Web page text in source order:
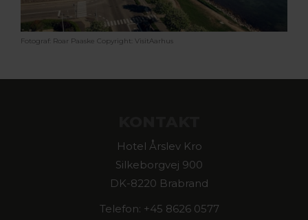
Fotograf: Roar Paaske Copyright: VisitAarhus
Hotel Årslev Kro
Silkeborgvej 900
DK-8220 Brabrand
Telefon: +45 8626 0577